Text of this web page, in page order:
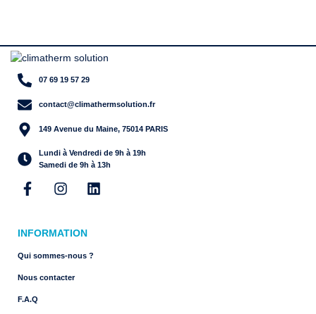
07 69 19 57 29
contact@climathermsolution.fr
149 Avenue du Maine, 75014 PARIS
Lundi à Vendredi de 9h à 19h
Samedi de 9h à 13h
INFORMATION
Qui sommes-nous ?
Nous contacter
F.A.Q